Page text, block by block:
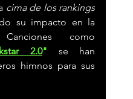
cima de los rankings
su impacto en la
como
2.0" se han
himnos para sus